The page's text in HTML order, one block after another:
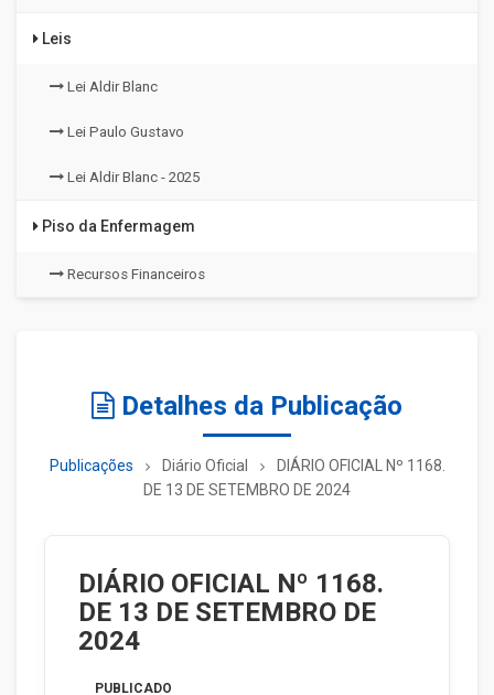
Leis
Lei Aldir Blanc
Lei Paulo Gustavo
Lei Aldir Blanc - 2025
Piso da Enfermagem
Recursos Financeiros
Detalhes da Publicação
Publicações Diário Oficial
DIÁRIO OFICIAL Nº 1168.
DE 13 DE SETEMBRO DE 2024
DIÁRIO OFICIAL Nº 1168.
DE 13 DE SETEMBRO DE
2024
PUBLICADO